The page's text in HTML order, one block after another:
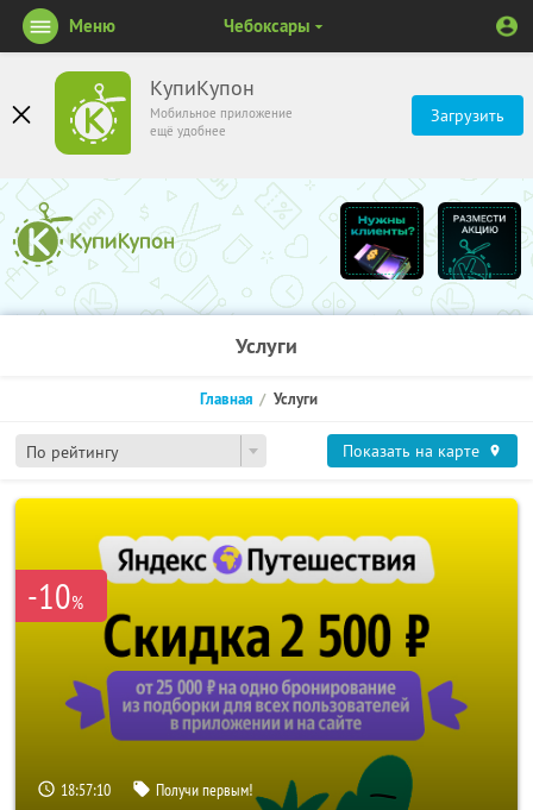
КупиКупон
Мобильное приложение
ещё удобнее
Загрузить
Меню Чебоксары
Услуги
По рейтингу
Главная Услуги
Показать на карте
-10%
18:57:08 Получи первым!